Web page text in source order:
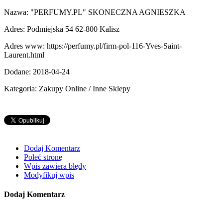
Nazwa: "PERFUMY.PL" SKONECZNA AGNIESZKA
Adres: Podmiejska 54 62-800 Kalisz
Adres www: https://perfumy.pl/firm-pol-116-Yves-Saint-
Laurent.html
Dodane: 2018-04-24
Kategoria: Zakupy Online / Inne Sklepy
Dodaj Komentarz
Poleć stronę
Wpis zawiera błędy
Modyfikuj wpis
Dodaj Komentarz